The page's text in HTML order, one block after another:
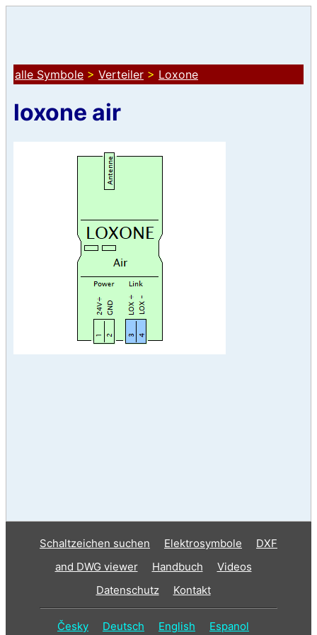
alle Symbole > Verteiler > Loxone
loxone air
Schaltzeichen suchen Elektrosymbole
DXF
and DWG viewer
Handbuch
Videos
Datenschutz
Kontakt
Česky Deutsch English Espanol